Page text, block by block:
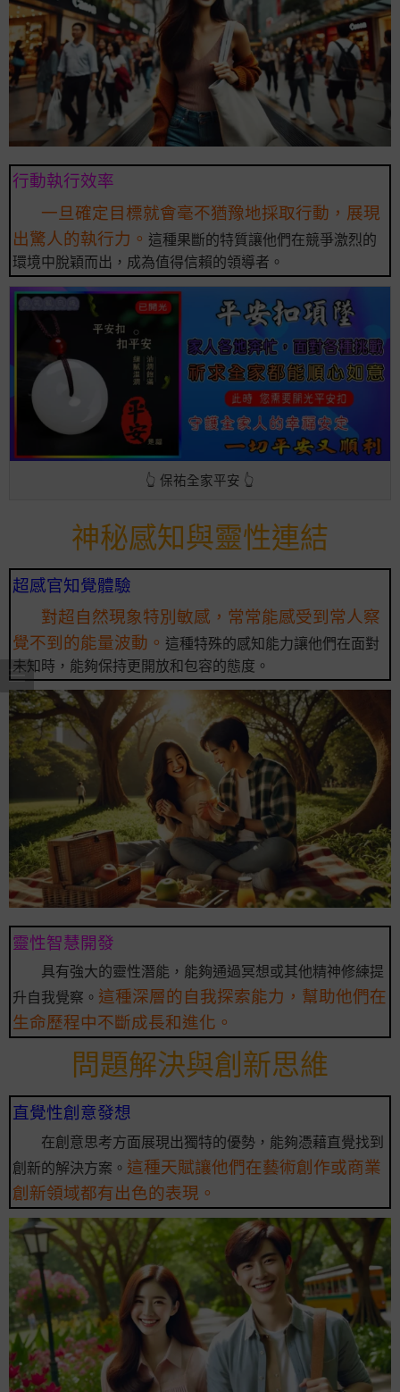
行動執行效率
一旦確定目標就會毫不猶豫地採取行動，展現
出驚人的執行力。 這種果斷的特質讓他們在競爭激烈的
環境中脫穎而出，成為值得信賴的領導者。
👆 保祐全家平安 👆
神秘感知與靈性連結
超感官知覺體驗
對超自然現象特別敏感，常常能感受到常人察
覺不到的能量波動。 這種特殊的感知能力讓他們在面對
未知時，能夠保持更開放和包容的態度。
靈性智慧開發
具有強大的靈性潛能，能夠通過冥想或其他精神修練提
升自我覺察。 這種深層的自我探索能力，幫助他們在
生命歷程中不斷成長和進化。
問題解決與創新思維
直覺性創意發想
在創意思考方面展現出獨特的優勢，能夠憑藉直覺找到
創新的解決方案。 這種天賦讓他們在藝術創作或商業
創新領域都有出色的表現。